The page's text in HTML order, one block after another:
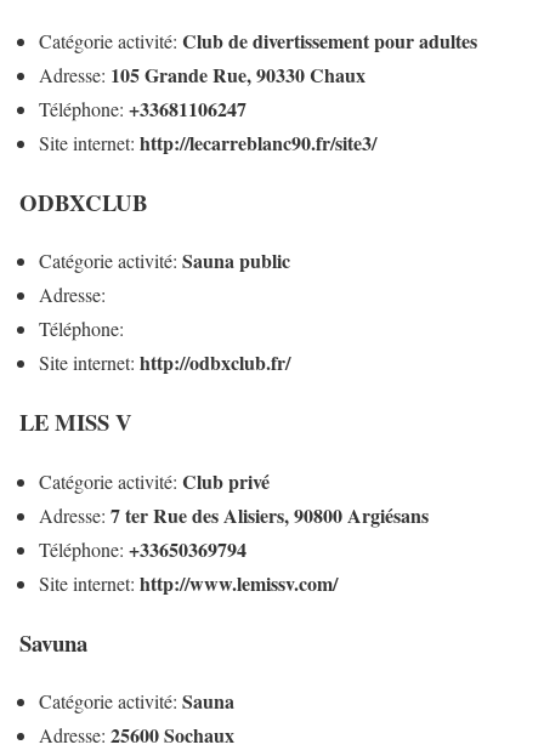
Catégorie activité: Club de divertissement pour adultes
Adresse: 105 Grande Rue, 90330 Chaux
Téléphone: +33681106247
Site internet: http://lecarreblanc90.fr/site3/
ODBXCLUB
Catégorie activité: Sauna public
Adresse:
Téléphone:
Site internet: http://odbxclub.fr/
LE MISS V
Catégorie activité: Club privé
Adresse: 7 ter Rue des Alisiers, 90800 Argiésans
Téléphone: +33650369794
Site internet: http://www.lemissv.com/
Savuna
Catégorie activité: Sauna
Adresse: 25600 Sochaux